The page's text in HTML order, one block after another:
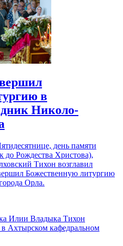
в
Николо-
день памяти
до Рождества Христова),
Тихон возглавил
Божественную литургию
Орла.